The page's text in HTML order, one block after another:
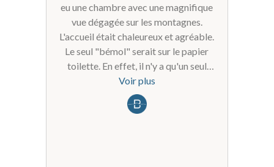
eu une chambre avec une magnifique
vue dégagée sur les montagnes.
L'accueil était chaleureux et agréable.
Le seul "bémol" serait sur le papier
toilette. En effet, il n'y a qu'un seul
rouleau de fourni qui était déjà
entamé.
Voir plus